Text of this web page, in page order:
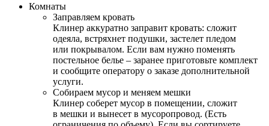
Комнаты
Заправляем кровать
Клинер аккуратно заправит кровать: сложит
одеяла, встряхнет подушки, застелет пледом
или покрывалом. Если вам нужно поменять
постельное белье – заранее приготовьте комплект
и сообщите оператору о заказе дополнительной
услуги.
Собираем мусор и меняем мешки
Клинер соберет мусор в помещении, сложит
в мешки и вынесет в мусоропровод. (Есть